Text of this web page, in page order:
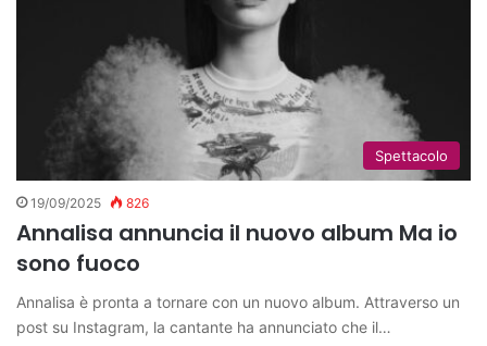
Spettacolo
19/09/2025 826
Annalisa annuncia il nuovo album Ma io
sono fuoco
Annalisa è pronta a tornare con un nuovo album. Attraverso un
post su Instagram, la cantante ha annunciato che il…